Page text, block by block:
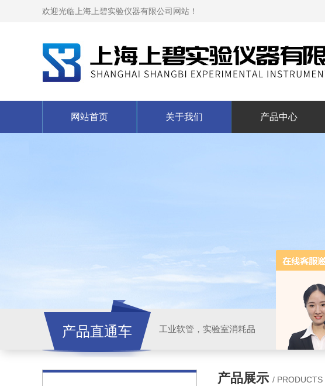
欢迎光临上海上碧实验仪器有限公司网站！
网站首页 关于我们 产品中心
产品直通车 工业软管，实验室消耗品
产品展示 / PRODUCTS